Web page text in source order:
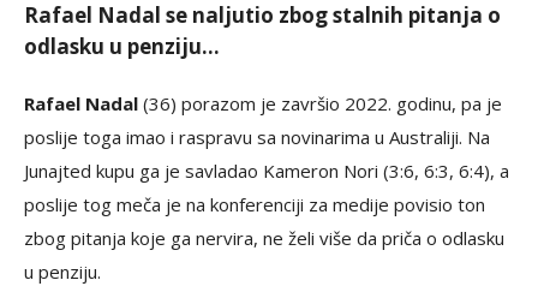
Rafael Nadal se naljutio zbog stalnih pitanja o
odlasku u penziju...
Rafael Nadal (36) porazom je završio 2022. godinu, pa je
poslije toga imao i raspravu sa novinarima u Australiji. Na
Junajted kupu ga je savladao Kameron Nori (3:6, 6:3, 6:4), a
poslije tog meča je na konferenciji za medije povisio ton
zbog pitanja koje ga nervira, ne želi više da priča o odlasku
u penziju.